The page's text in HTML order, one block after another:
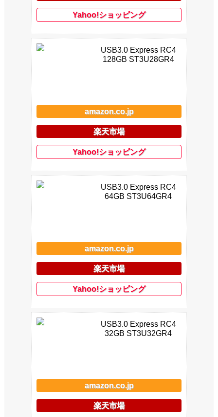
Yahoo!ショッピング
USB3.0 Express RC4
128GB ST3U28GR4
amazon.co.jp
楽天市場
Yahoo!ショッピング
USB3.0 Express RC4
64GB ST3U64GR4
amazon.co.jp
楽天市場
Yahoo!ショッピング
USB3.0 Express RC4
32GB ST3U32GR4
amazon.co.jp
楽天市場